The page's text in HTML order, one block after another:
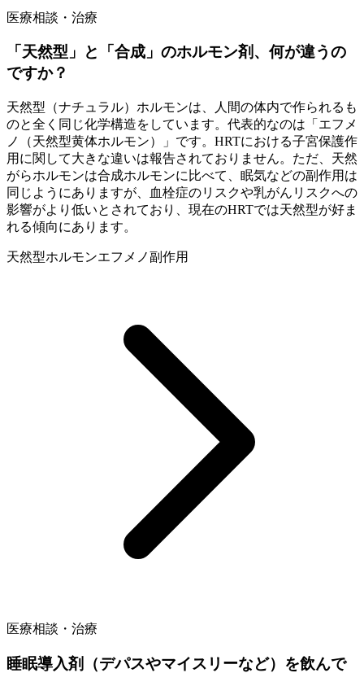
医療相談・治療
「天然型」と「合成」のホルモン剤、何が違うの
ですか？
天然型（ナチュラル）ホルモンは、人間の体内で作られるも
のと全く同じ化学構造をしています。代表的なのは「エフメ
ノ（天然型黄体ホルモン）」です。HRTにおける子宮保護作
用に関して大きな違いは報告されておりません。ただ、天然
がらホルモンは合成ホルモンに比べて、眠気などの副作用は
同じようにありますが、血栓症のリスクや乳がんリスクへの
影響がより低いとされており、現在のHRTでは天然型が好ま
れる傾向にあります。
天然型ホルモンエフメノ副作用
医療相談・治療
睡眠導入剤（デパスやマイスリーなど）を飲んで